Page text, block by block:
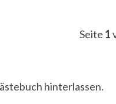
Seite 1
hinterlassen.